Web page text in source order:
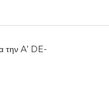
την A’ DE-